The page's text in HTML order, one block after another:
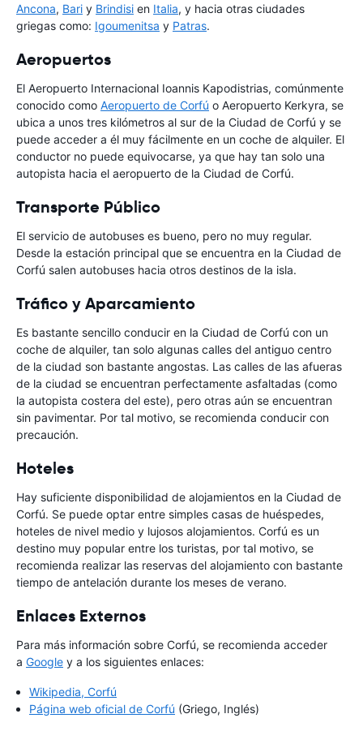
Ancona, Bari y Brindisi en Italia, y hacia otras ciudades
griegas como: Igoumenitsa y Patras.
Aeropuertos
El Aeropuerto Internacional Ioannis Kapodistrias, comúnmente
conocido como Aeropuerto de Corfú o Aeropuerto Kerkyra, se
ubica a unos tres kilómetros al sur de la Ciudad de Corfú y se
puede acceder a él muy fácilmente en un coche de alquiler. El
conductor no puede equivocarse, ya que hay tan solo una
autopista hacia el aeropuerto de la Ciudad de Corfú.
Transporte Público
El servicio de autobuses es bueno, pero no muy regular.
Desde la estación principal que se encuentra en la Ciudad de
Corfú salen autobuses hacia otros destinos de la isla.
Tráfico y Aparcamiento
Es bastante sencillo conducir en la Ciudad de Corfú con un
coche de alquiler, tan solo algunas calles del antiguo centro
de la ciudad son bastante angostas. Las calles de las afueras
de la ciudad se encuentran perfectamente asfaltadas (como
la autopista costera del este), pero otras aún se encuentran
sin pavimentar. Por tal motivo, se recomienda conducir con
precaución.
Hoteles
Hay suficiente disponibilidad de alojamientos en la Ciudad de
Corfú. Se puede optar entre simples casas de huéspedes,
hoteles de nivel medio y lujosos alojamientos. Corfú es un
destino muy popular entre los turistas, por tal motivo, se
recomienda realizar las reservas del alojamiento con bastante
tiempo de antelación durante los meses de verano.
Enlaces Externos
Para más información sobre Corfú, se recomienda acceder
a Google y a los siguientes enlaces:
Wikipedia, Corfú
Página web oficial de Corfú (Griego, Inglés)